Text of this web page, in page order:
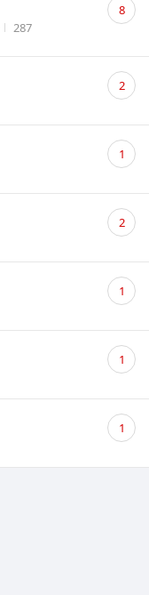
조회수
287
글 8
댓
글 2
댓
글 1
댓
글 2
댓
글 1
댓
글 1
댓
글 1